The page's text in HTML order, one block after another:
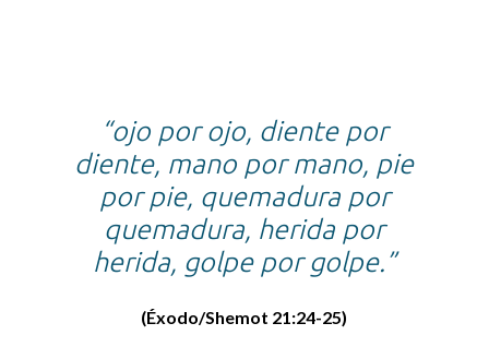
“ojo por ojo, diente por
diente, mano por mano, pie
por pie, quemadura por
quemadura, herida por
herida, golpe por golpe.”
(Éxodo/Shemot 21:24-25)